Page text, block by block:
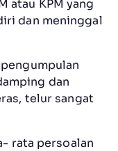
atau KPM yang
dan meninggal
dan
telur sangat
rata persoalan